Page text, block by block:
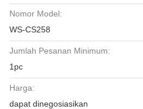
Nomor Model:
WS-CS258
Jumlah Pesanan Minimum:
1pc
Harga:
dapat dinegosiasikan